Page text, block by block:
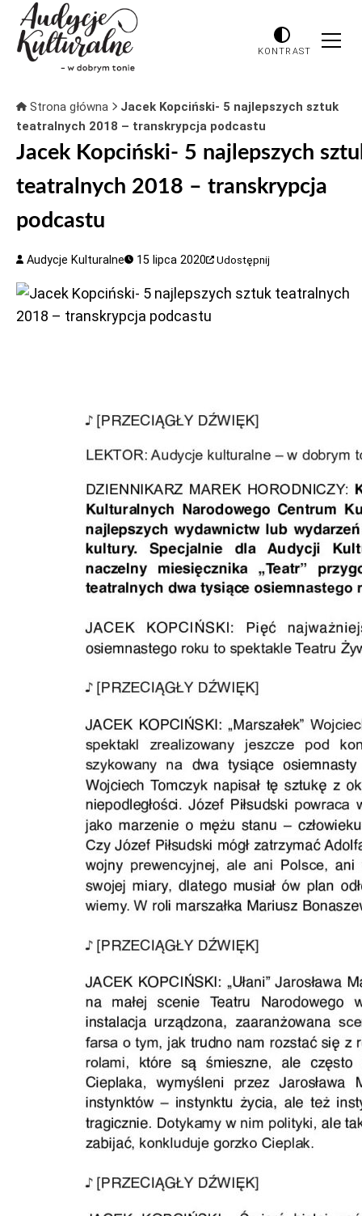
KONTRAST
Strona główna
Jacek Kopciński- 5 najlepszych sztuk
teatralnych 2018 – transkrypcja podcastu
Jacek Kopciński- 5 najlepszych
teatralnych 2018 – transkrypcja
podcastu
Audycje Kulturalne 15 lipca 2020 Udostępnij